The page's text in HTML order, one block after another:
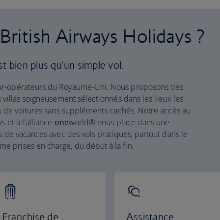
Airways Holidays ?
bien plus qu'un simple vol.
opérateurs du Royaume-Uni. Nous proposons des
soigneusement sélectionnés dans les lieux les
voitures sans suppléments cachés. Notre accès au
et à l'alliance oneworld® nous place dans une
vacances avec des vols pratiques, partout dans le
prises en charge, du début à la fin.
Franchise de Assistance